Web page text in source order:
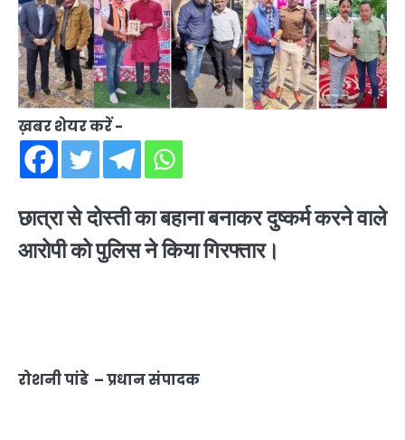
ख़बर शेयर करें -
छात्रा से दोस्ती का बहाना बनाकर दुष्कर्म करने वाले
आरोपी को पुलिस ने किया गिरफ्तार।
रोशनीपांडे –प्रधानसंपादक